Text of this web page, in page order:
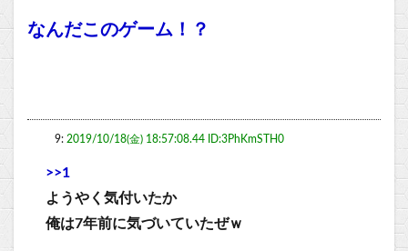
なんだこのゲーム！？
9: 2019/10/18(金) 18:57:08.44 ID:3PhKmSTH0
>>1
ようやく気付いたか
俺は7年前に気づいていたぜｗ